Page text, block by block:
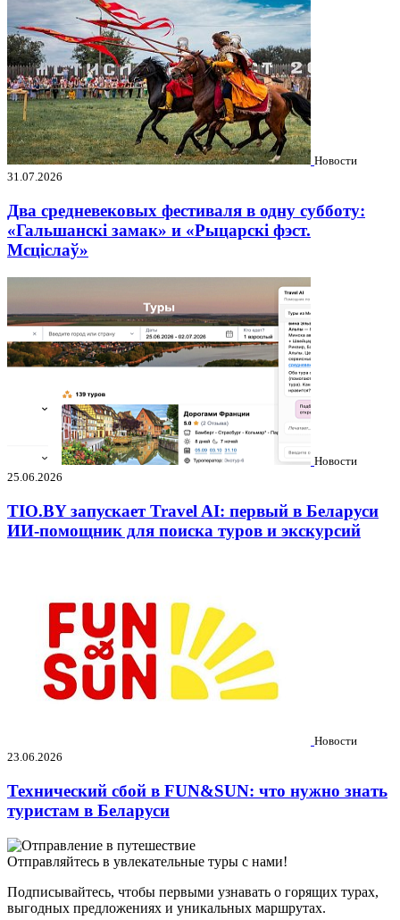
Новости
31.07.2026
Два средневековых фестиваля в одну субботу:
«Гальшанскі замак» и «Рыцарскі фэст.
Мсціслаў»
Новости
25.06.2026
TIO.BY запускает Travel AI: первый в Беларуси
ИИ-помощник для поиска туров и экскурсий
Новости
23.06.2026
Технический сбой в FUN&SUN: что нужно знать
туристам в Беларуси
Отправляйтесь в увлекательные туры с нами!
Подписывайтесь, чтобы первыми узнавать о горящих турах,
выгодных предложениях и уникальных маршрутах.